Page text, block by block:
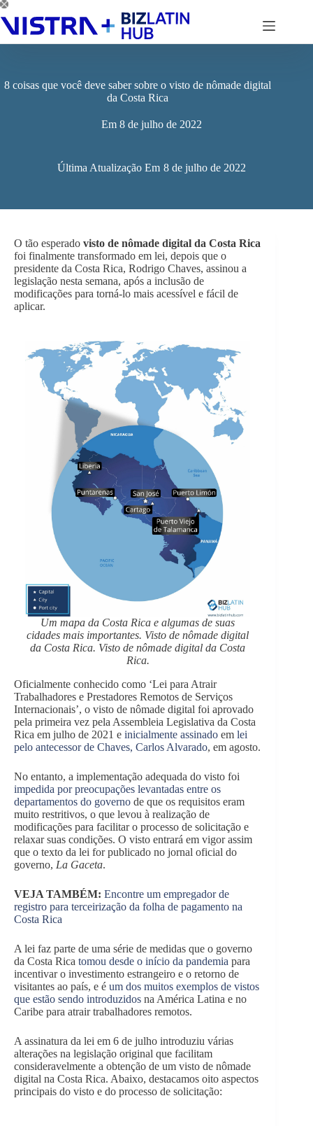
Pular
para
conteúdo
8 coisas que você deve saber sobre o visto de nômade digital
da Costa Rica
Em 8 de julho de 2022
Última Atualização Em 8 de julho de 2022
O tão esperado visto de nômade digital da Costa Rica
foi finalmente transformado em lei, depois que o
presidente da Costa Rica, Rodrigo Chaves, assinou a
legislação nesta semana, após a inclusão de
modificações para torná-lo mais acessível e fácil de
aplicar.
Um mapa da Costa Rica e algumas de suas
cidades mais importantes. Visto de nômade digital
da Costa Rica. Visto de nômade digital da Costa
Rica.
Oficialmente conhecido como ‘Lei para Atrair
Trabalhadores e Prestadores Remotos de Serviços
Internacionais’, o visto de nômade digital foi aprovado
pela primeira vez pela Assembleia Legislativa da Costa
Rica em julho de 2021 e inicialmente assinado em lei
pelo antecessor de Chaves, Carlos Alvarado, em agosto.
No entanto, a implementação adequada do visto foi
impedida por preocupações levantadas entre os
departamentos do governo de que os requisitos eram
muito restritivos, o que levou à realização de
modificações para facilitar o processo de solicitação e
relaxar suas condições. O visto entrará em vigor assim
que o texto da lei for publicado no jornal oficial do
governo, La Gaceta.
VEJA TAMBÉM: Encontre um empregador de
registro para terceirização da folha de pagamento na
Costa Rica
A lei faz parte de uma série de medidas que o governo
da Costa Rica tomou desde o início da pandemia para
incentivar o investimento estrangeiro e o retorno de
visitantes ao país, e é um dos muitos exemplos de vistos
que estão sendo introduzidos na América Latina e no
Caribe para atrair trabalhadores remotos.
A assinatura da lei em 6 de julho introduziu várias
alterações na legislação original que facilitam
consideravelmente a obtenção de um visto de nômade
digital na Costa Rica. Abaixo, destacamos oito aspectos
principais do visto e do processo de solicitação: